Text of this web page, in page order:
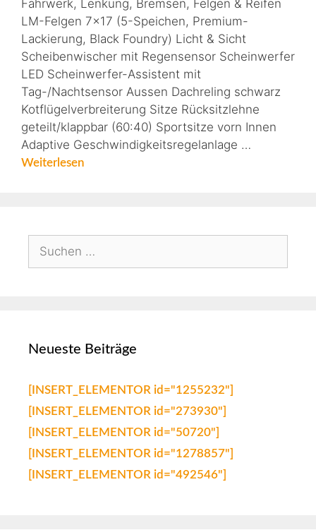
Fahrwerk, Lenkung, Bremsen, Felgen & Reifen
LM-Felgen 7×17 (5-Speichen, Premium-
Lackierung, Black Foundry) Licht & Sicht
Scheibenwischer mit Regensensor Scheinwerfer
LED Scheinwerfer-Assistent mit
Tag-/Nachtsensor Aussen Dachreling schwarz
Kotflügelverbreiterung Sitze Rücksitzlehne
geteilt/klappbar (60:40) Sportsitze vorn Innen
Adaptive Geschwindigkeitsregelanlage …
Weiterlesen
Neueste Beiträge
[INSERT_ELEMENTOR id="1255232"]
[INSERT_ELEMENTOR id="273930"]
[INSERT_ELEMENTOR id="50720"]
[INSERT_ELEMENTOR id="1278857"]
[INSERT_ELEMENTOR id="492546"]